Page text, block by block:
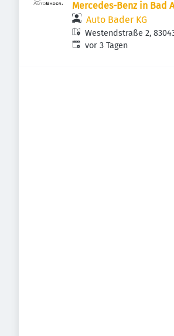
Mercedes-Benz in Bad
Auto Bader KG
Westendstraße 2,
Deutschland
Veröffentlicht:
vor 3 Tagen